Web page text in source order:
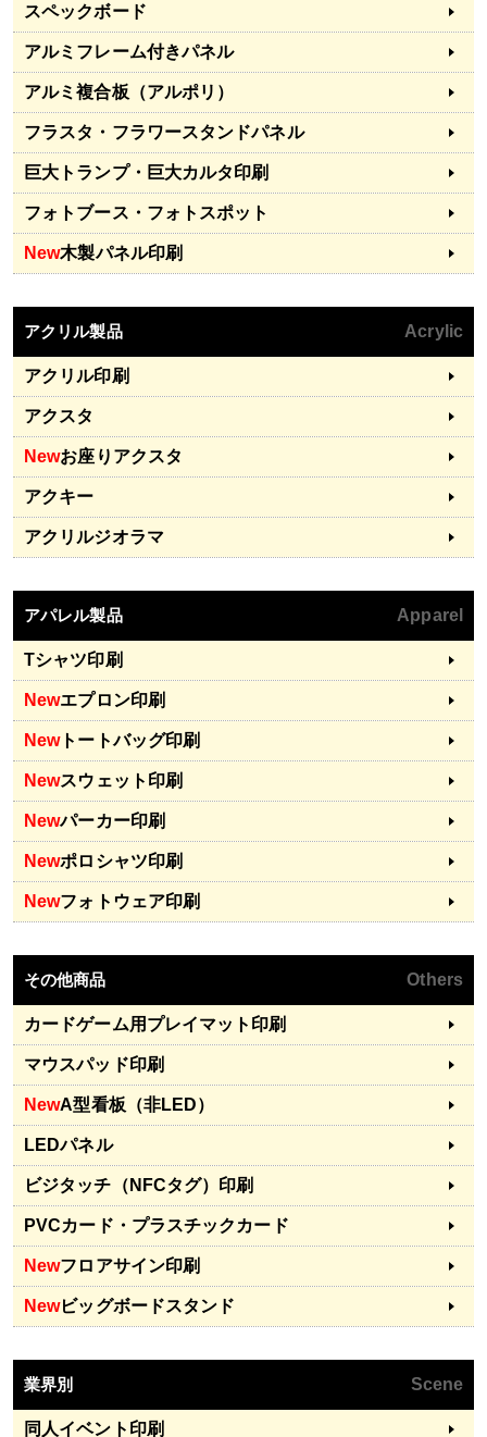
スペックボード
アルミフレーム付きパネル
アルミ複合板（アルポリ）
フラスタ・フラワースタンドパネル
巨大トランプ・巨大カルタ印刷
フォトブース・フォトスポット
New木製パネル印刷
アクリル製品 Acrylic
アクリル印刷
アクスタ
Newお座りアクスタ
アクキー
アクリルジオラマ
アパレル製品 Apparel
Tシャツ印刷
Newエプロン印刷
Newトートバッグ印刷
Newスウェット印刷
Newパーカー印刷
Newポロシャツ印刷
Newフォトウェア印刷
その他商品 Others
カードゲーム用プレイマット印刷
マウスパッド印刷
NewA型看板（非LED）
LEDパネル
ビジタッチ（NFCタグ）印刷
PVCカード・プラスチックカード
Newフロアサイン印刷
Newビッグボードスタンド
業界別 Scene
同人イベント印刷